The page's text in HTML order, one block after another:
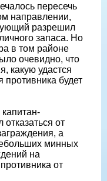
пересечь
направлении,
разрешил
запаса. Но
в том районе
очевидно, что
какую удастся
противника будет
от
а
минных
на
от